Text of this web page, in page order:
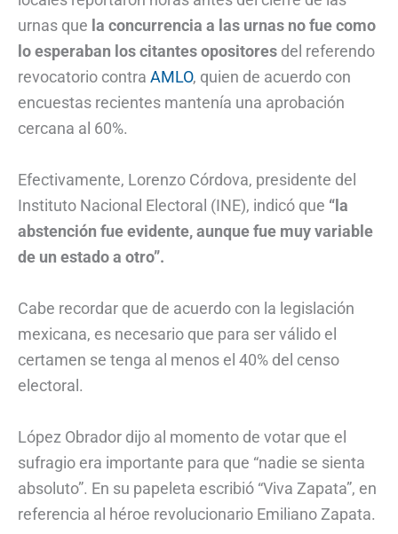
urnas que la concurrencia a las urnas no fue como
lo esperaban los citantes opositores del referendo
revocatorio contra AMLO, quien de acuerdo con
encuestas recientes mantenía una aprobación
cercana al 60%.
Efectivamente, Lorenzo Córdova, presidente del
Instituto Nacional Electoral (INE), indicó que “la
abstención fue evidente, aunque fue muy variable
de un estado a otro”.
Cabe recordar que de acuerdo con la legislación
mexicana, es necesario que para ser válido el
certamen se tenga al menos el 40% del censo
electoral.
López Obrador dijo al momento de votar que el
sufragio era importante para que “nadie se sienta
absoluto”. En su papeleta escribió “Viva Zapata”, en
referencia al héroe revolucionario Emiliano Zapata.